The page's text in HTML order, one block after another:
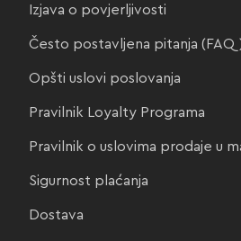
Izjava o povjerljivosti
Često postavljena pitanja
Opšti uslovi poslovanja
Pravilnik Loyalty Programa
Pravilnik o uslovima prodaje u
Sigurnost plaćanja
Dostava